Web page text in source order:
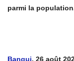
parmi la
Bangui, 26 août